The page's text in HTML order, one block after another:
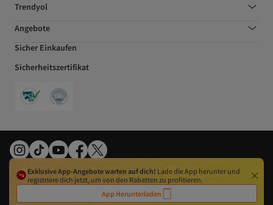
Exklusive App-Angebote warten auf dich! Lade die App herunter und
registriere dich jetzt, um von den Rabatten zu profitieren.
App Herunterladen
Trendyol
Angebote
Sicher Einkaufen
Sicherheitszertifikat
Cookie-PräferenzenGesetz über digitale DiensteDatenschutzerklärungAGB
EU-BehördenNutzungsbedingungen